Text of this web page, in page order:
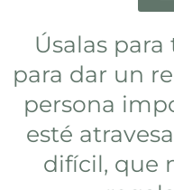
Úsalas
para dar un
persona
esté
difícil, que